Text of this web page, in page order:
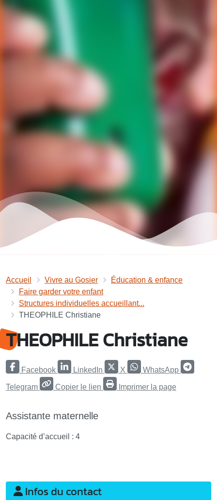
Accueil Vivre au Gosier
Éducation & enfance
Faire garder votre enfant
Structures individuelles accueillant...
THEOPHILE Christiane
THEOPHILE Christiane
Facebook LinkedIn X WhatsApp
Telegram Copier le lien Imprimer la page
Assistante maternelle
Capacité d’accueil : 4
Infos du contact